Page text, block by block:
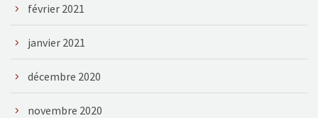
février 2021
janvier 2021
décembre 2020
novembre 2020